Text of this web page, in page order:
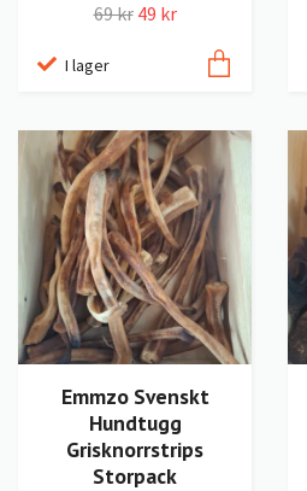
69 kr 49 kr
I lager
Emmzo Svenskt
Hundtugg
Grisknorrstrips
Storpack